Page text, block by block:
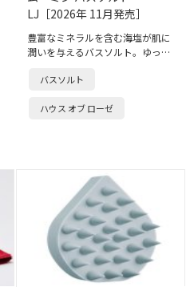
LJ［2026年 11月発売］
豊富なミネラルを含む海塩が肌に
潤いを与えるバスソルト。ゆっく
高まり発汗を促して心地よいバス
クランベ…
バスソルト
ハウス オブ ローゼ